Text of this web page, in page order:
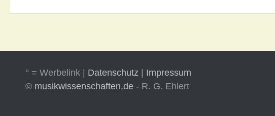
° = Werbelink | Datenschutz
Impressum
© musikwissenschaften.de - R. G. Ehlert